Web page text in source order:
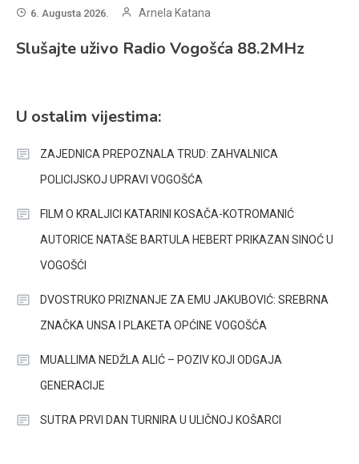
6. Augusta 2026. Arnela Katana
Slušajte uživo Radio Vogošća 88.2MHz
U ostalim vijestima:
ZAJEDNICA PREPOZNALA TRUD: ZAHVALNICA
POLICIJSKOJ UPRAVI VOGOŠĆA
FILM O KRALJICI KATARINI KOSAČA-KOTROMANIĆ
AUTORICE NATAŠE BARTULA HEBERT PRIKAZAN SINOĆ U
VOGOŠĆI
DVOSTRUKO PRIZNANJE ZA EMU JAKUBOVIĆ: SREBRNA
ZNAČKA UNSA I PLAKETA OPĆINE VOGOŠĆA
MUALLIMA NEDŽLA ALIĆ – POZIV KOJI ODGAJA
GENERACIJE
SUTRA PRVI DAN TURNIRA U ULIČNOJ KOŠARCI